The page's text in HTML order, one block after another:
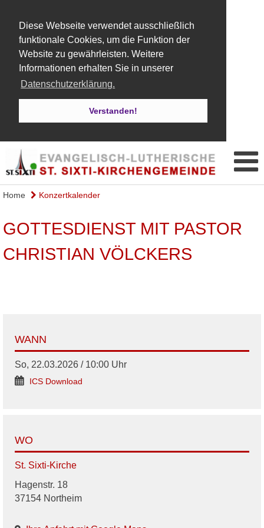
Diese Webseite verwendet ausschließlich
funktionale Cookies, um die Funktion der
Website zu gewährleisten. Weitere
Informationen erhalten Sie in unserer
Datenschutzerklärung.
Verstanden!
Home Konzertkalender
GOTTESDIENST MIT PASTOR
CHRISTIAN VÖLCKERS
WANN
So, 22.03.2026 / 10:00 Uhr
ICS Download
WO
St. Sixti-Kirche
Hagenstr. 18
37154 Northeim